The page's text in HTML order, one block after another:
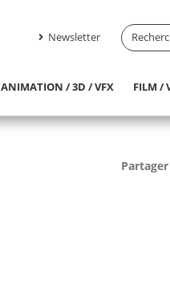
Newsletter
ANIMATION / 3D / VFX FILM /
Partager